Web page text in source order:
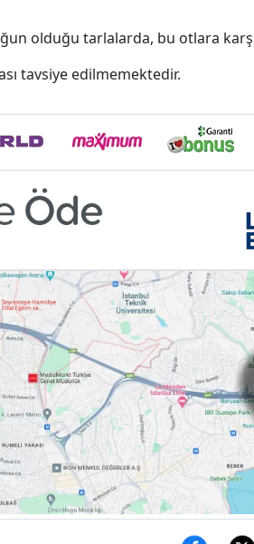
olduğu tarlalarda, bu otlara
tavsiye edilmemektedir.